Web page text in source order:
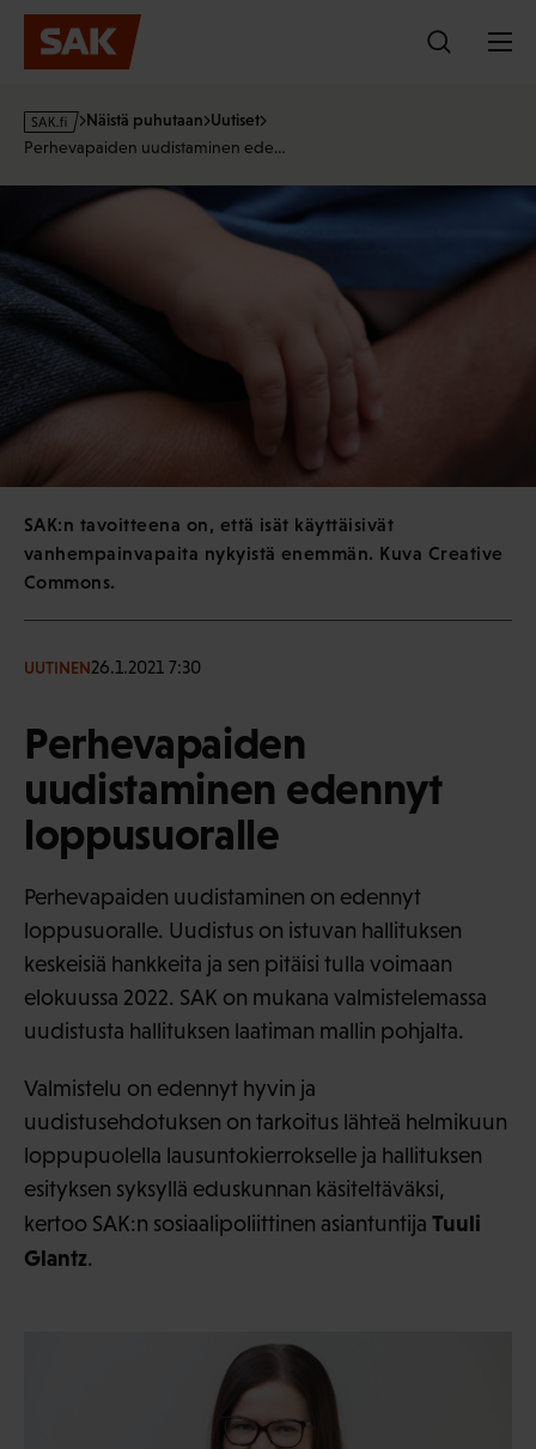
Hyppää
sisältöön
s
a
Näistä puhutaan Uutiset
Perhevapaiden uudistaminen ede…
SAK:n tavoitteena on, että isät käyttäisivät
vanhempainvapaita nykyistä enemmän. Kuva Creative
Commons.
UUTINEN26.1.2021 7:30
Perhevapaiden
uudistaminen edennyt
loppusuoralle
Perhevapaiden uudistaminen on edennyt
loppusuoralle. Uudistus on istuvan hallituksen
keskeisiä hankkeita ja sen pitäisi tulla voimaan
elokuussa 2022. SAK on mukana valmistelemassa
uudistusta hallituksen laatiman mallin pohjalta.
Valmistelu on edennyt hyvin ja
uudistusehdotuksen on tarkoitus lähteä helmikuun
loppupuolella lausuntokierrokselle ja hallituksen
esityksen syksyllä eduskunnan käsiteltäväksi,
kertoo SAK:n sosiaalipoliittinen asiantuntija Tuuli
Glantz.